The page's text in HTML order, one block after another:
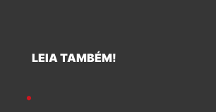
LEIA TAMBÉM!